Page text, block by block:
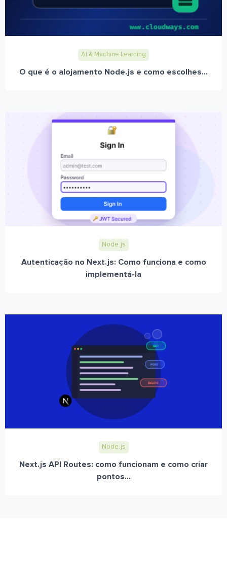
AI & Machine Learning
O que é o alojamento Node.js e como escolhes...
Node.js
Autenticação no Next.js: Como funciona e como
implementá-la
Node.js
Next.js API Routes: como funcionam e como criar
pontos...